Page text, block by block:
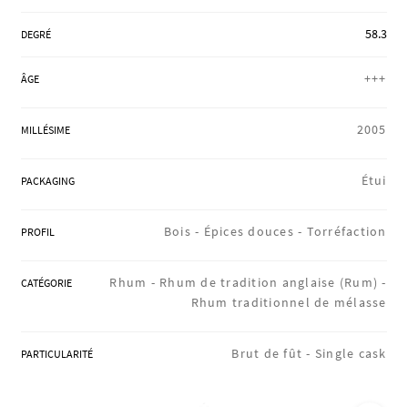
COFFRETS & CADEAUX
BLOG
DEGRÉ 58.3
ÂGE +++
MILLÉSIME 2005
PACKAGING Étui
PROFIL Bois - Épices douces - Torréfaction
CATÉGORIE Rhum - Rhum de tradition anglaise (Rum) -
Rhum traditionnel de mélasse
PARTICULARITÉ Brut de fût - Single cask